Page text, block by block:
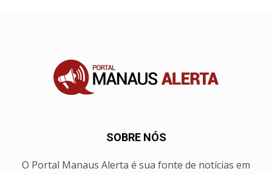
SOBRE NÓS
O Portal Manaus Alerta é sua fonte de notícias em